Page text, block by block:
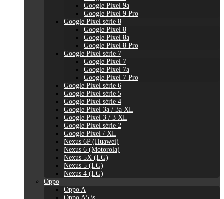
Google Pixel 9a
Google Pixel 9 Pro
Google Pixel série 8
Google Pixel 8
Google Pixel 8a
Google Pixel 8 Pro
Google Pixel série 7
Google Pixel 7
Google Pixel 7a
Google Pixel 7 Pro
Google Pixel série 6
Google Pixel série 5
Google Pixel série 4
Google Pixel 3a / 3a XL
Google Pixel 3 / 3 XL
Google Pixel série 2
Google Pixel / XL
Nexus 6P (Huawei)
Nexus 6 (Motorola)
Nexus 5X (LG)
Nexus 5 (LG)
Nexus 4 (LG)
Oppo
Oppo A